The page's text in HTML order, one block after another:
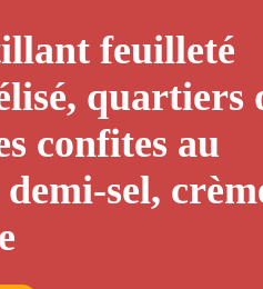
feuilleté
quartiers
confites au
sel,